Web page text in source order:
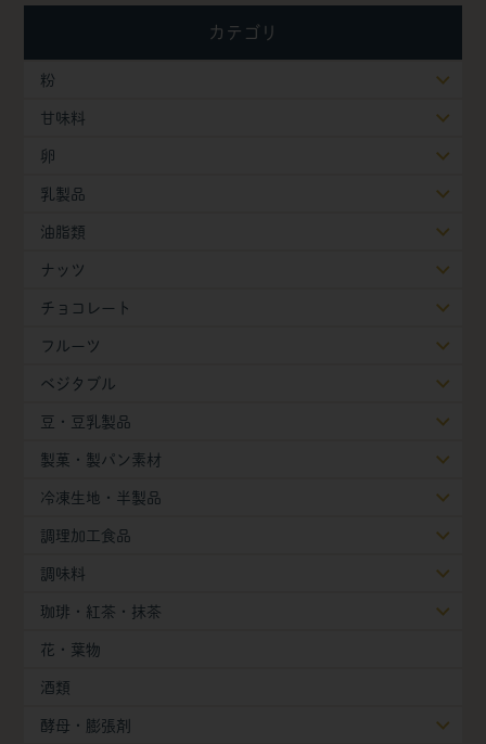
カテゴリ
粉
甘味料
卵
乳製品
油脂類
ナッツ
チョコレート
フルーツ
ベジタブル
豆・豆乳製品
製菓・製パン素材
冷凍生地・半製品
調理加工食品
調味料
珈琲・紅茶・抹茶
花・葉物
酒類
酵母・膨張剤